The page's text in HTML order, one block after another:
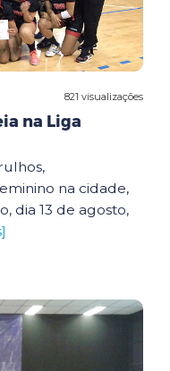
821 visualizações
na Liga
na cidade,
dia 13 de agosto,